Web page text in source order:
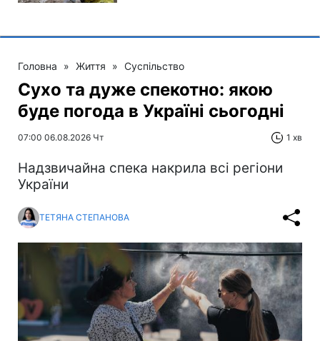
Головна » Життя » Суспільство
Сухо та дуже спекотно: якою
буде погода в Україні сьогодні
07:00 06.08.2026 Чт 1 хв
Надзвичайна спека накрила всі регіони
України
ТЕТЯНА СТЕПАНОВА